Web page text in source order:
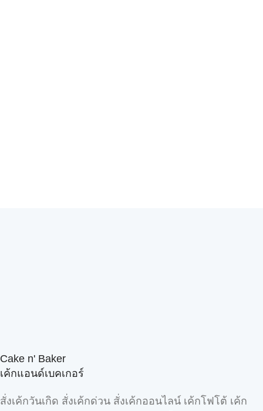
Cake n' Baker
เค้กแอนด์เบคเกอร์
สั่งเค้กวันเกิด สั่งเค้กด่วน สั่งเค้กออนไลน์ เค้กโฟโต้ เค้ก